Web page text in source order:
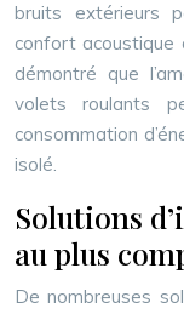
bruits extérieurs
confort acoustique
démontré que
volets roulants
consommation
isolé.
Solutions
au plus
De nombreuses